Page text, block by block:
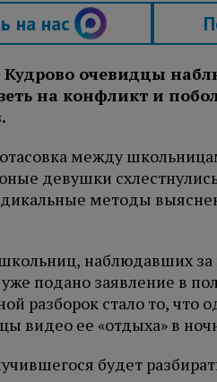
на нас
очевидцы
на конфликт и
между
девушки
методы
наблюдавших
подано заявление в
разборок стало то, что
видео ее «отдыха» в
будет